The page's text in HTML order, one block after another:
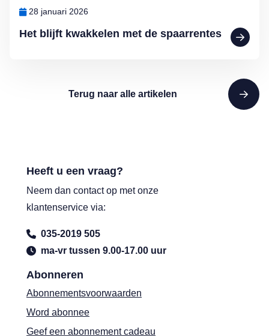
Het blijft kwakkelen met de spaarrentes
28 januari 2026
Terug naar alle artikelen
Abonneren
Abonnementsvoorwaarden
Word abonnee
Geef een abonnement cadeau
Heeft u een vraag?
Neem dan contact op met onze
klantenservice via:
035-2019 505
ma-vr tussen 9.00-17.00 uur